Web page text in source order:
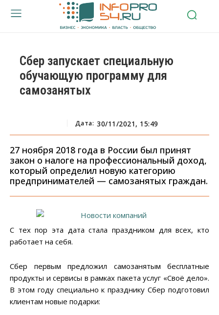
Сбер запускает специальную
обучающую программу для
самозанятых
Дата: 30/11/2021, 15:49
27 ноября 2018 года в России был принят
закон о налоге на профессиональный доход,
который определил новую категорию
предпринимателей — самозанятых граждан.
С тех пор эта дата стала праздником для всех, кто
работает на себя.
Сбер первым предложил самозанятым бесплатные
продукты и сервисы в рамках пакета услуг «Своё дело».
В этом году специально к празднику Сбер подготовил
клиентам новые подарки: